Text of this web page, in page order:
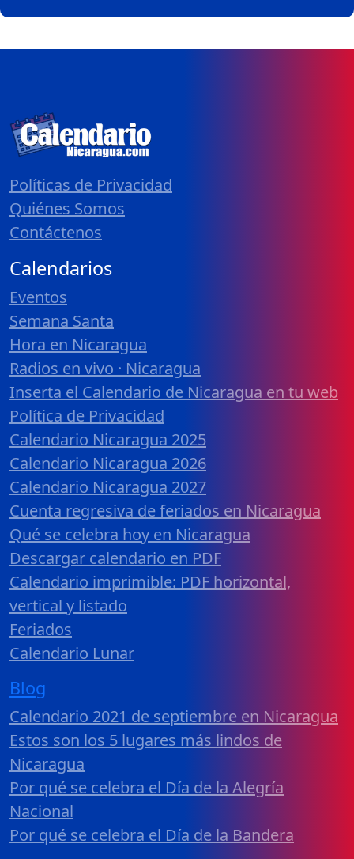
Políticas de Privacidad
Quiénes Somos
Contáctenos
Calendarios
Eventos
Semana Santa
Hora en Nicaragua
Radios en vivo · Nicaragua
Inserta el Calendario de Nicaragua en tu web
Política de Privacidad
Calendario Nicaragua 2025
Calendario Nicaragua 2026
Calendario Nicaragua 2027
Cuenta regresiva de feriados en Nicaragua
Qué se celebra hoy en Nicaragua
Descargar calendario en PDF
Calendario imprimible: PDF horizontal,
vertical y listado
Feriados
Calendario Lunar
Blog
Calendario 2021 de septiembre en Nicaragua
Estos son los 5 lugares más lindos de
Nicaragua
Por qué se celebra el Día de la Alegría
Nacional
Por qué se celebra el Día de la Bandera